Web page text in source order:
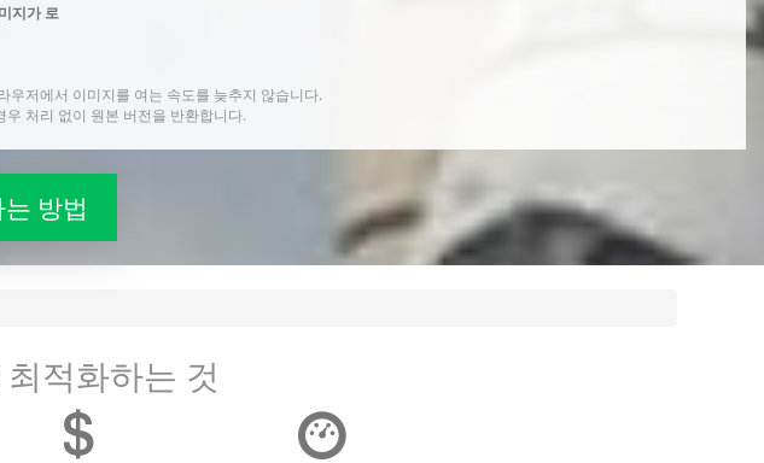
지가 로
저에서 이미지를 여는 속도를 늦추지 않습니다.
처리 없이 원본 버전을 반환합니다.
방법
적화하는 것